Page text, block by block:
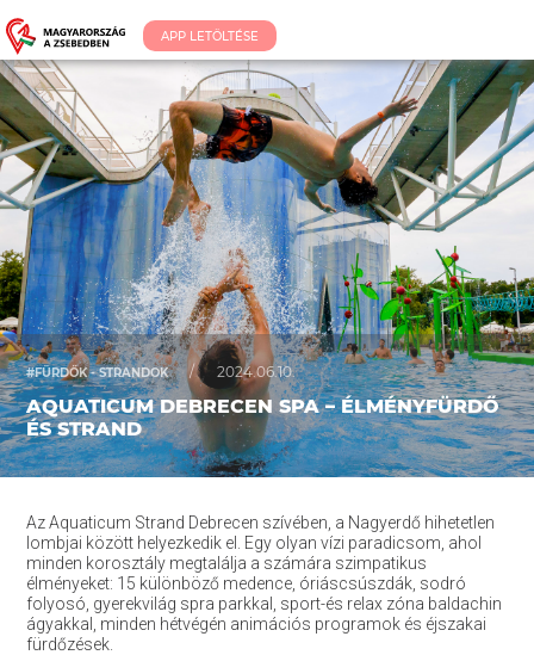
APP LETÖLTÉSE
#FÜRDŐK - STRANDOK / 2024.06.10.
AQUATICUM DEBRECEN SPA – ÉLMÉNYFÜRDŐ
ÉS STRAND
Az Aquaticum Strand Debrecen szívében, a Nagyerdő hihetetlen
lombjai között helyezkedik el. Egy olyan vízi paradicsom, ahol
minden korosztály megtalálja a számára szimpatikus
élményeket: 15 különböző medence, óriáscsúszdák, sodró
folyosó, gyerekvilág spra parkkal, sport-és relax zóna baldachin
ágyakkal, minden hétvégén animációs programok és éjszakai
fürdőzések.